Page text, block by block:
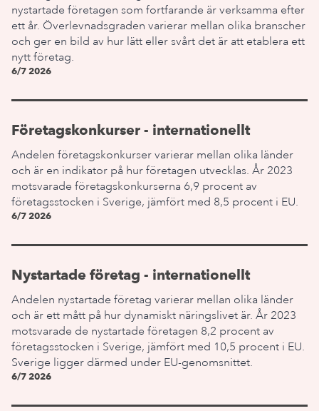
nystartade företagen som fortfarande är verksamma efter
ett år. Överlevnadsgraden varierar mellan olika branscher
och ger en bild av hur lätt eller svårt det är att etablera ett
nytt företag.
6/7 2026
Företagskonkurser - internationellt
Andelen företagskonkurser varierar mellan olika länder
och är en indikator på hur företagen utvecklas. År 2023
motsvarade företagskonkurserna 6,9 procent av
företagsstocken i Sverige, jämfört med 8,5 procent i EU.
6/7 2026
Nystartade företag - internationellt
Andelen nystartade företag varierar mellan olika länder
och är ett mått på hur dynamiskt näringslivet är. År 2023
motsvarade de nystartade företagen 8,2 procent av
företagsstocken i Sverige, jämfört med 10,5 procent i EU.
Sverige ligger därmed under EU-genomsnittet.
6/7 2026